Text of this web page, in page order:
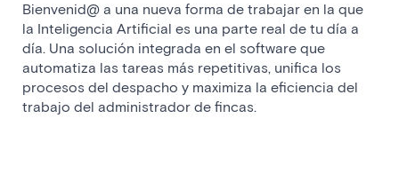
Bienvenid@ a una nueva forma de trabajar en la que
la Inteligencia Artificial es una parte real de tu día a
día. Una solución integrada en el software que
automatiza las tareas más repetitivas, unifica los
procesos del despacho y maximiza la eficiencia del
trabajo del administrador de fincas.